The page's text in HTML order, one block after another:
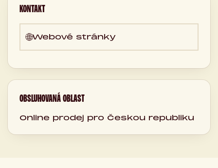
KONTAKT
🌐Webové stránky
OBSLUHOVANÁ OBLAST
Online prodej pro Českou republiku